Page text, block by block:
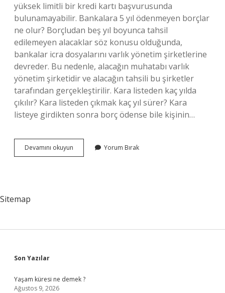
yüksek limitli bir kredi kartı başvurusunda
bulunamayabilir. Bankalara 5 yıl ödenmeyen borçlar
ne olur? Borçludan beş yıl boyunca tahsil
edilemeyen alacaklar söz konusu olduğunda,
bankalar icra dosyalarını varlık yönetim şirketlerine
devreder. Bu nedenle, alacağın muhatabı varlık
yönetim şirketidir ve alacağın tahsili bu şirketler
tarafından gerçekleştirilir. Kara listeden kaç yılda
çıkılır? Kara listeden çıkmak kaç yıl sürer? Kara
listeye girdikten sonra borç ödense bile kişinin…
Devamını okuyun
Kaydı
Yorum Bırak
Sitemap
Sidebar
Son Yazılar
Yaşam küresi ne demek ?
Ağustos 9, 2026